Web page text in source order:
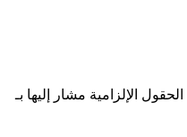
الحقول الإلزامية مشار إليها بـ